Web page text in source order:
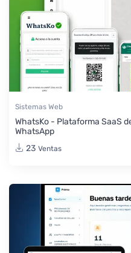
Sistemas Web
WhatsKo - Plataforma SaaS
WhatsApp
23 Ventas